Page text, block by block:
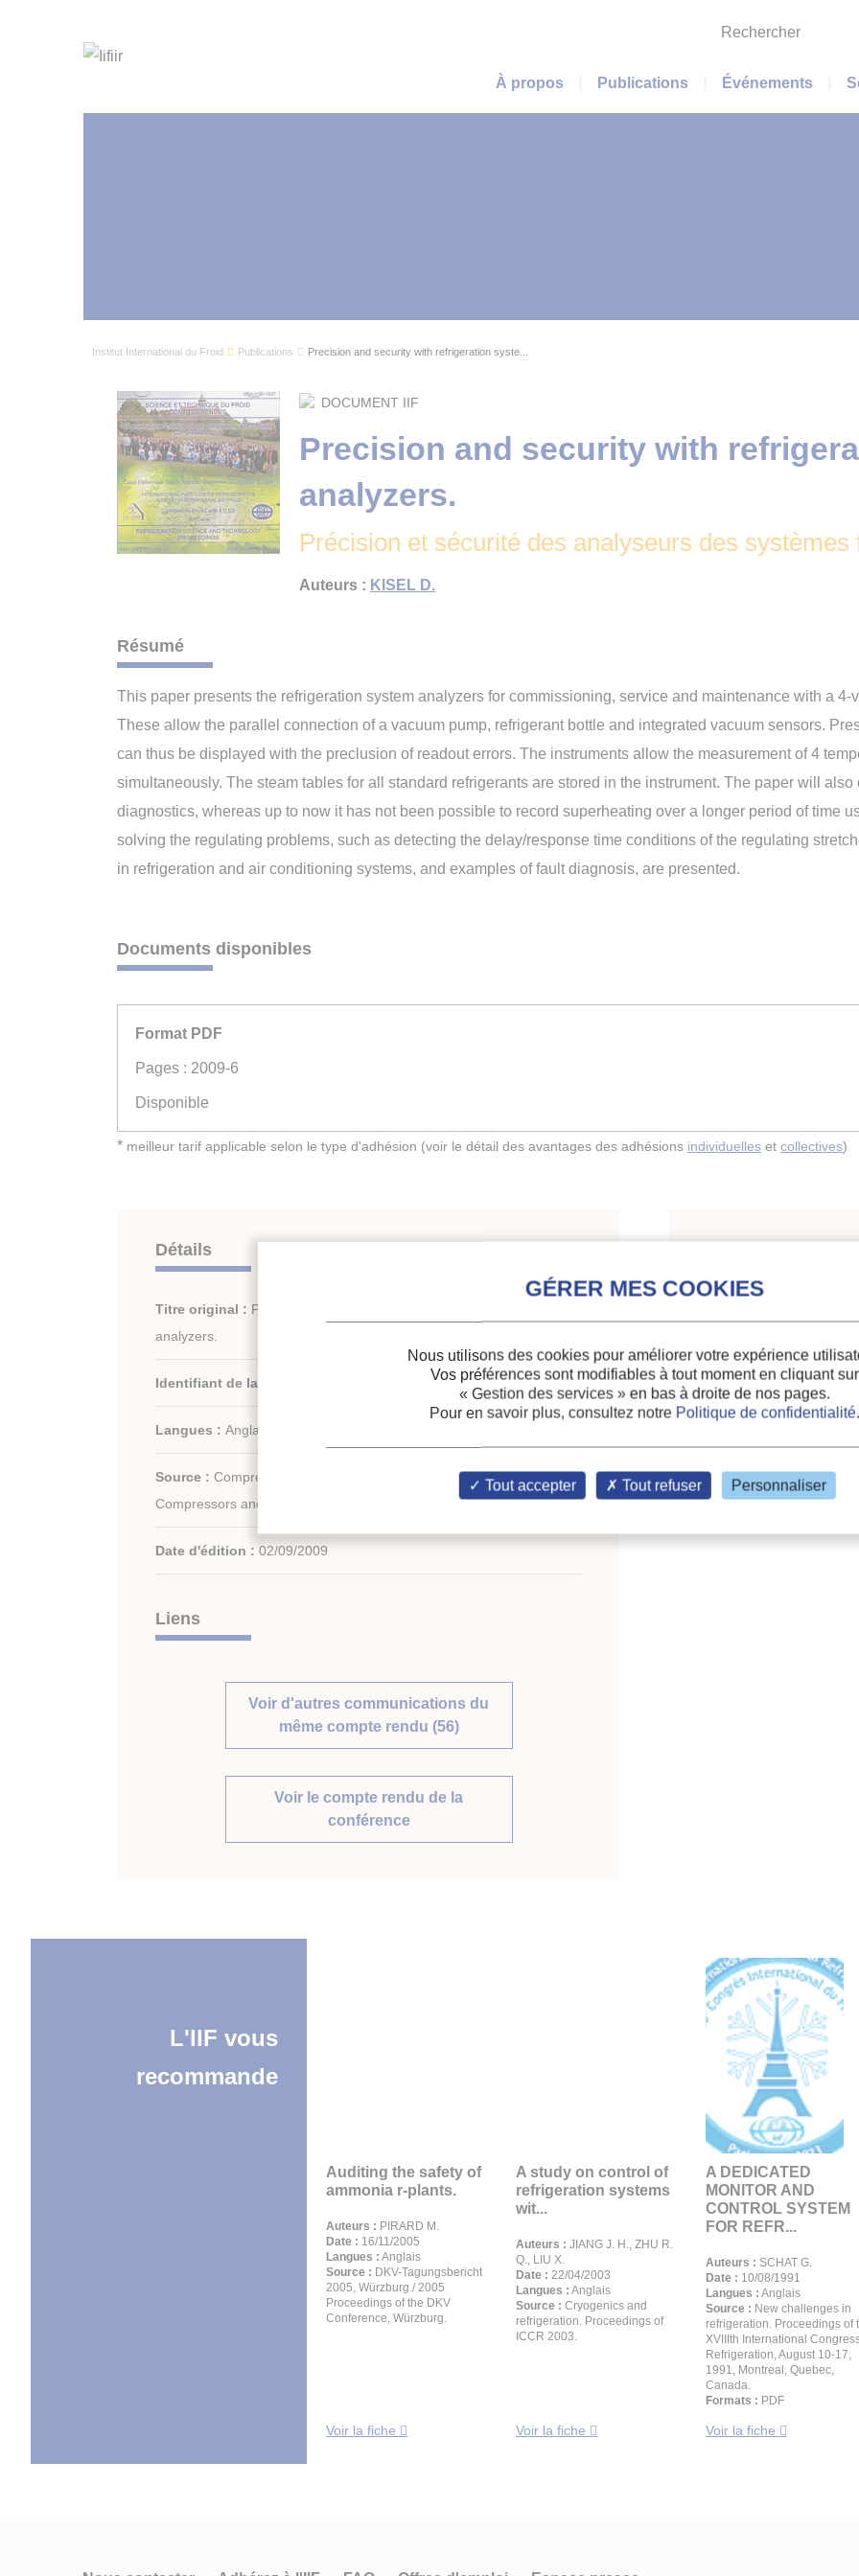
Rechercher
Menu principal
À propos Publications Événements
Institut International du Froid Publications Precision and security with refrigeration syste...
DOCUMENT IIF
Précision et sécurité des analyseurs des systèmes
Precision and security with
analyzers.
Auteurs : KISEL D.
Résumé
This paper presents the refrigeration system analyzers for commissioning, service and maintenance with a
These allow the parallel connection of a vacuum pump, refrigerant bottle and integrated vacuum sensors.
can thus be displayed with the preclusion of readout errors. The instruments allow the measurement of 4
simultaneously. The steam tables for all standard refrigerants are stored in the instrument. The paper will
diagnostics, whereas up to now it has not been possible to record superheating over a longer period of time
solving the regulating problems, such as detecting the delay/response time conditions of the regulating
in refrigeration and air conditioning systems, and examples of fault diagnosis, are presented.
Documents disponibles
Format PDF
Pages : 2009-6
Disponible
* meilleur tarif applicable selon le type d'adhésion (voir le détail des avantages des adhésions individuelles et collectives)
Détails
Titre original : Precision and security with refrigeration system
analyzers.
Identifiant de la fiche :
Langues : Anglais
Source : Compressors 2009: 7
International Conference on
Compressors and Coolants
Date d'édition : 02/09/2009
Liens
Voir d'autres communications du
même compte rendu (56)
Voir le compte rendu de la
conférence
Circulation
Mots-clés :Système
Régulation;Anomalie;
L'IIF vous
recommande
Auditing the safety of
ammonia r-plants.
Auteurs : PIRARD M.
Date : 16/11/2005
Langues : Anglais
Source : DKV-Tagungsbericht
2005, Würzburg./ 2005
Proceedings of the DKV
Conference, Würzburg.
Voir la fiche
A study on control of
refrigeration systems
wit...
Auteurs : JIANG J. H., ZHU R.
Q., LIU X.
Date : 22/04/2003
Langues : Anglais
Source : Cryogenics and
refrigeration. Proceedings of
ICCR 2003.
Voir la fiche
A DEDICATED
MONITOR AND
CONTROL SYSTEM
FOR REFR...
Auteurs : SCHAT G.
Date : 10/08/1991
Langues : Anglais
Source : New challenges in
refrigeration. Proceedings of
XVIIIth International
Refrigeration, August 10-17,
1991, Montreal, Quebec,
Canada.
Formats : PDF
Voir la fiche
Nous utilisons des cookies pour améliorer votre expérience
Vos préférences sont modifiables à tout moment en cliquant sur
« Gestion des services » en bas à droite de nos pages.
Pour en savoir plus, consultez notre Politique de confidentialité.
Tout accepter Tout refuser Personnaliser